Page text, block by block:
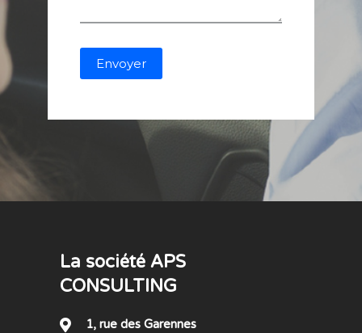
La société APS
CONSULTING
1, rue des Garennes